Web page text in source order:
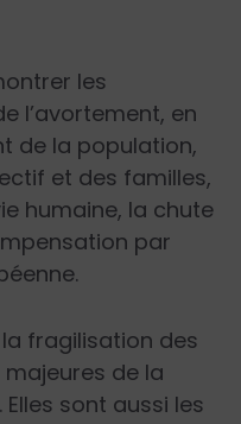
les
l’avortement, en
de la population,
et des familles,
humaine, la chute
par
fragilisation des
de la
Elles sont aussi les